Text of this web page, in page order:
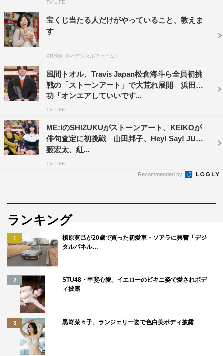
©MBS
FUJIWARA
村上佳菜子
浜田雅功
TV LIFE
宝くじ当たる人だけがやっていること、教えま
す
PR(合同会社デジタルファーム )
風間トオル、Travis Japan松倉海斗ら全員初挑
戦の「ストーンアート」で大荒れ展開 浜田雅
功「オンエアしていいです...
TV LIFE
ME:IのSHIZUKUがストーンアート、KEIKOが
俳句査定に初挑戦 山田邦子、Hey! Say! JUMP
薮宏太、紅...
TV LIFE
Recommended by
ランキング
1
槙原寛己が20歳で買った初愛車・ソアラに興奮「デジ
タルパネル…
2
STU48・甲斐心愛、イエローのビキニ姿で愛されボデ
ィ披露
3 黒嵜菜々子、ランジェリー姿で色白美ボディ披露